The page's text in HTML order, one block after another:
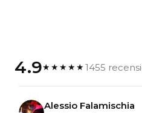
4.9★★★★★1455
Alessio Falamischia